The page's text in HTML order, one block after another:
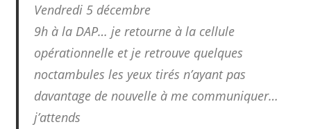
Vendredi 5 décembre
9h à la DAP… je retourne à la cellule
opérationnelle et je retrouve quelques
noctambules les yeux tirés n’ayant pas
davantage de nouvelle à me communiquer…
j’attends